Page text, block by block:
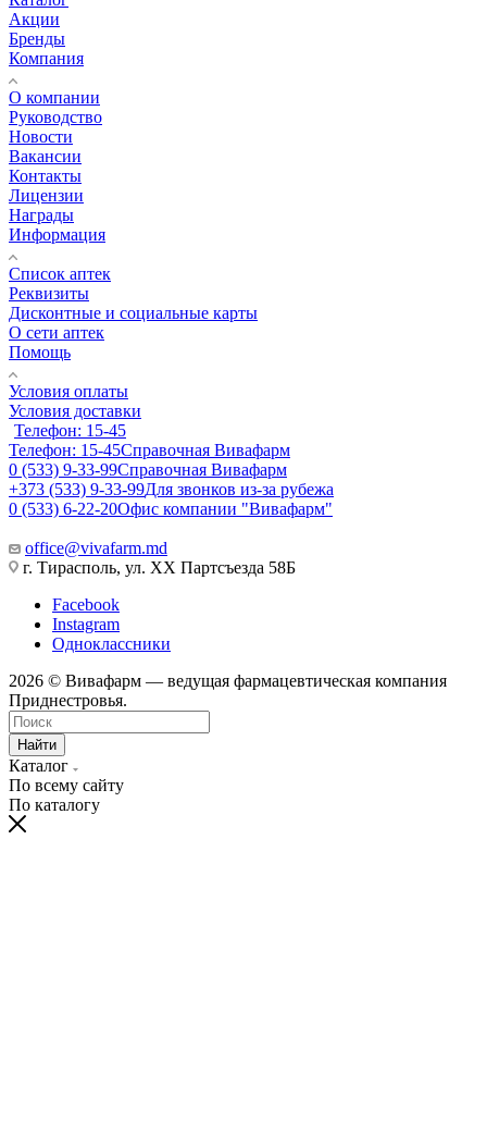
Акции
Бренды
Компания
О компании
Руководство
Новости
Вакансии
Контакты
Лицензии
Награды
Информация
Список аптек
Реквизиты
Дисконтные и социальные карты
О сети аптек
Помощь
Условия оплаты
Условия доставки
Телефон: 15-45
Телефон: 15-45Справочная Вивафарм
0 (533) 9-33-99Справочная Вивафарм
+373 (533) 9-33-99Для звонков из-за рубежа
0 (533) 6-22-20Офис компании "Вивафарм"
office@vivafarm.md
г. Тирасполь, ул. ХХ Партсъезда 58Б
Facebook
Instagram
Одноклассники
2026 © Вивафарм — ведущая фармацевтическая компания
Приднестровья.
Найти
Каталог
По всему сайту
По каталогу